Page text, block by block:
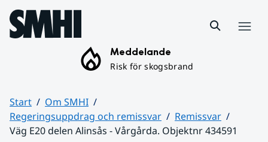
Hoppa till sidans innehåll
Meddelande
Risk för skogsbrand
Start
Om SMHI
Regeringsuppdrag och remissvar
Remissvar
Väg E20 delen Alinsås - Vårgårda. Objektnr 434591